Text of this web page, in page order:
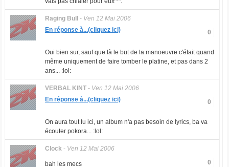
Raging Bull - Ven 12 Mai 2006
0
En réponse à...(cliquez ici)
Oui bien sur, sauf que là le but de la manoeuvre c'était quand
même uniquement de faire tomber le platine, et pas dans 2
ans... :lol:
VERBAL KINT- Ven 12 Mai 2006
0
En réponse à...(cliquez ici)
On aura tout lu ici, un album n'a pas besoin de lyrics, ba va
écouter pokora... :lol:
Clock- Ven 12 Mai 2006
0
bah les mecs